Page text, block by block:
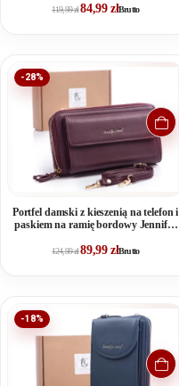
119,99zł84,99 złBrutto
-28%
Portfel damski z kieszenią na telefon i
paskiem na ramię bordowy Jennifer
124,99zł89,99 złBrutto
-18%